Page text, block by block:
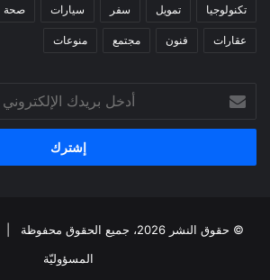
تكنولوجيا تمويل سفر سيارات صحة
عقارات فنون مجتمع منوعات
بريدك
الإلكتروني
© حقوق النشر 2026، جميع الحقوق محفوظة |
المسؤوليّة